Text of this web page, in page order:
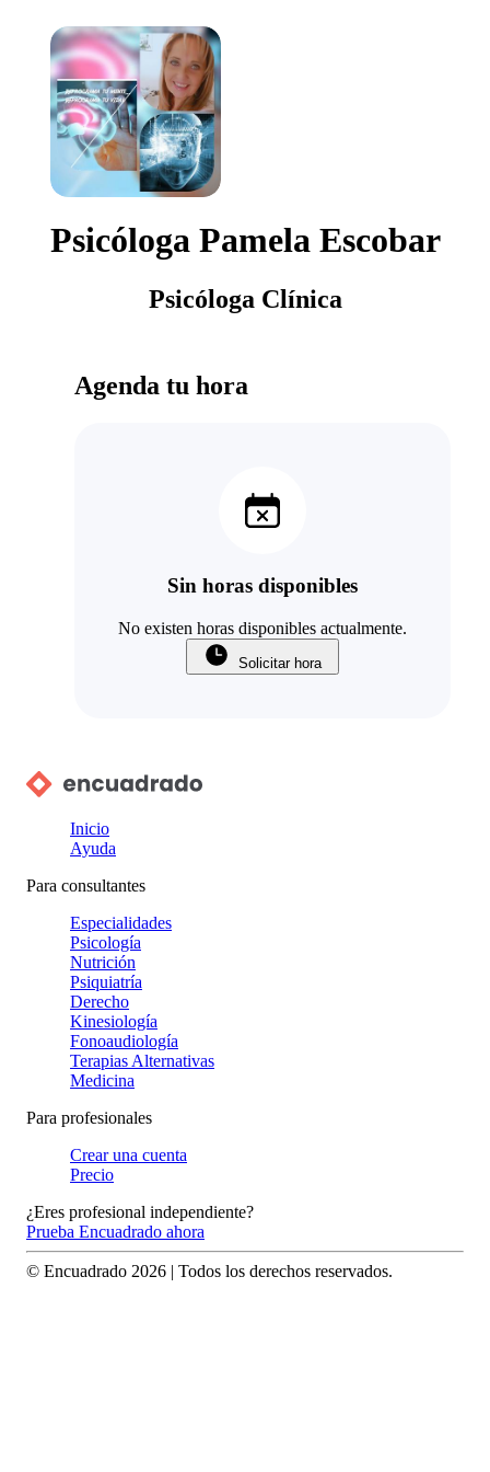
Psicóloga Pamela Escobar
Psicóloga Clínica
Agenda tu hora
Sin horas disponibles
No existen horas disponibles actualmente.
Solicitar hora
Inicio
Ayuda
Para consultantes
Especialidades
Psicología
Nutrición
Psiquiatría
Derecho
Kinesiología
Fonoaudiología
Terapias Alternativas
Medicina
Para profesionales
Crear una cuenta
Precio
¿Eres profesional independiente?
Prueba Encuadrado ahora
© Encuadrado 2026 | Todos los derechos reservados.